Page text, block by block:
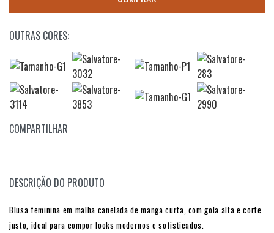
OUTRAS CORES:
COMPARTILHAR
DESCRIÇÃO DO PRODUTO
Blusa feminina em malha canelada de manga curta, com gola alta e corte
justo, ideal para compor looks modernos e sofisticados.